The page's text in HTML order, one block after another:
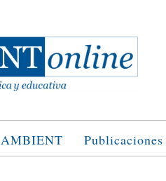
AMBIENT Publicaciones